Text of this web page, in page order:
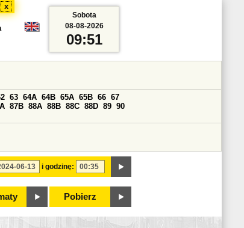
x
i godzinę:
63 64A 64B 65A 65B 66 67
87B 88A 88B 88C 88D 89 90
Pobierz
Sobota
08-08-2026
09:51